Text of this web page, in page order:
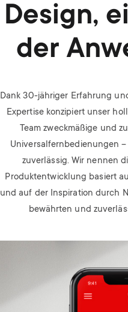
Design,
der
Dank 30-jähriger Erfahrung
Expertise konzipiert unser
Team zweckmäßige und
Universalfernbedienungen
zuverlässig. Wir nennen
Produktentwicklung basiert
und auf der Inspiration durch
bewährten und